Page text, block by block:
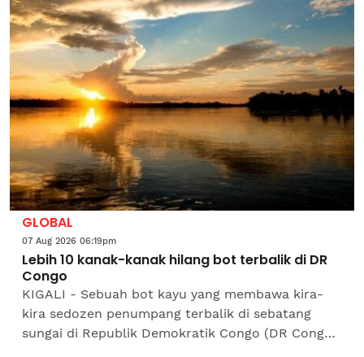
GLOBAL
07 Aug 2026 06:19pm
Lebih 10 kanak-kanak hilang bot terbalik di DR
Congo
KIGALI - Sebuah bot kayu yang membawa kira-
kira sedozen penumpang terbalik di sebatang
sungai di Republik Demokratik Congo (DR Congo)